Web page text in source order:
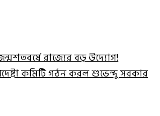
রাজ্যের বড় উদ্যোগ!
কমিটি গঠন করল শুভেন্দু সরকার